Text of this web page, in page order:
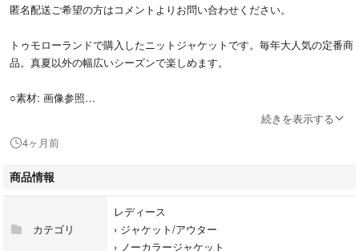
匿名配送ご希望の方はコメントよりお問い合わせください。
トゥモローランドで購入したニットジャケットです。毎年大人気の定番商
品。真夏以外の幅広いシーズンで楽しめます。
○素材: 画像参照
としてニットやブラウスと重ね着できます。
○カラー：オフホワイト×ブラックのパイピング
☆一シーズン数回着用したのみできれいですが、ニット素材特有のよれな
どはあります。
続きを表示する
4ヶ月前
商品情報
カテゴリ
レディース
› ジャケット/アウター
› ノーカラージャケット